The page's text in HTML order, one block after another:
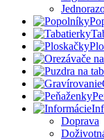
Doprava